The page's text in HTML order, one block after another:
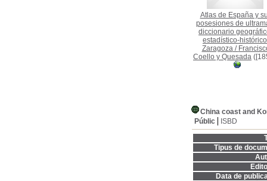
Atlas de España y
posesiones de
diccionario
estadístico-
Zaragoza/
Coello y Quesada
China coast and
Públic
ISBD
Tipus de
Data de